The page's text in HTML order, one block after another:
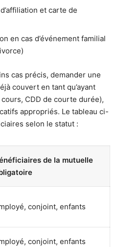
et carte de
en cas d’événement familial
cas précis, demander une
couvert en tant qu’ayant
CDD de courte durée),
appropriés. Le tableau ci-
selon le statut :
de la mutuelle
conjoint, enfants
conjoint, enfants